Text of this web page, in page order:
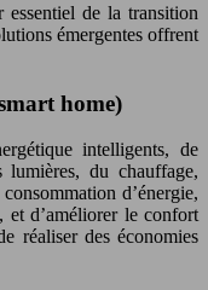
essentiel de la transition
émergentes offrent
home)
intelligents, de
lumières, du chauffage,
d’énergie,
et d’améliorer le confort
réaliser des économies